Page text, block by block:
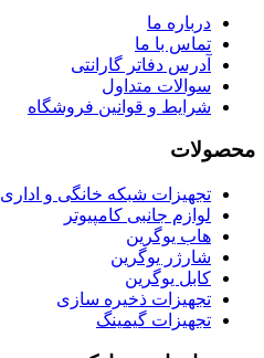
درباره ما
تماس با ما
آدرس دفاتر گارانتی
سوالات متداول
شرایط و قوانین فروشگاه
محصولات
تجهیزات شبکه خانگی و اداری
لوازم جانبی کامپیوتر
هاب یوگرین
شارژر یوگرین
کابل یوگرین
تجهیزات ذخیره سازی
تجهیزات گیمینگ